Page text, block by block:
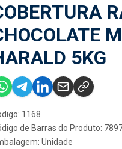
5KG
1168
de Barras do Produto:
Unidade